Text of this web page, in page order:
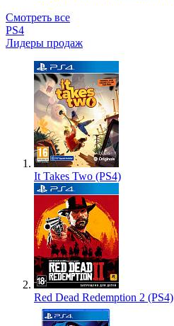
Смотреть все
PS4
Лидеры продаж
It Takes Two (PS4)
Red Dead Redemption 2 (PS4)